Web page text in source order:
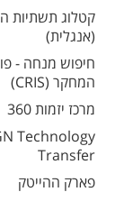
קטלוג תשתיות
(אנגלית)
חיפוש מנחה -
המחקר (CRIS)
מרכז יזמות 360
Technology
Transfer
פארק ההייטק